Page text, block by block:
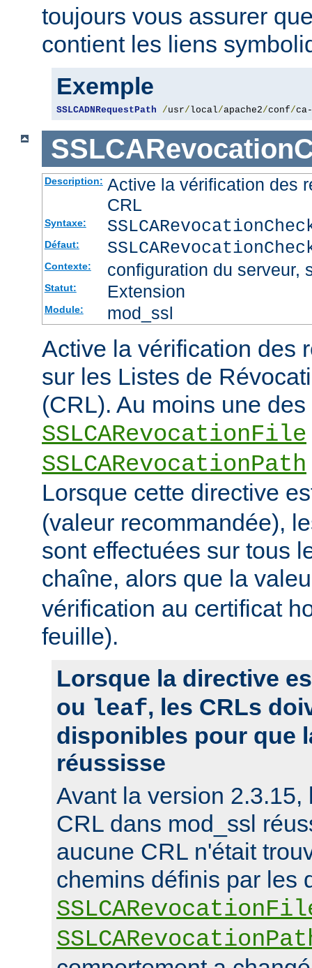
toujours vous assurer
contient les liens
Exemple
SSLCADNRequestPath /usr/local/apache2/conf/ca-
Description: Active la vérification des
CRL
Syntaxe:
Défaut:
Contexte: configuration du serveur,
Statut: Extension
Module: mod_ssl
Active la vérification des
sur les Listes de
(CRL). Au moins une
SSLCARevocationFile
SSLCARevocationPath
Lorsque cette directive
(valeur recommandée),
sont effectuées sur tous
chaîne, alors que la
vérification au certificat
feuille).
Lorsque la directive
ou leaf, les CRLs
disponibles pour que
réussisse
Avant la version 2.3.15,
CRL dans mod_ssl
aucune CRL n'était
chemins définis par les